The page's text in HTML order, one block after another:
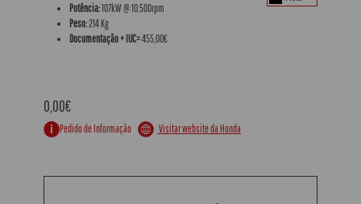
Potência:107kW @ 10.500rpm
Peso:214 Kg
Documentação + IUC=455,00€
0,00€
Pedido de Informação Visitar website da Honda